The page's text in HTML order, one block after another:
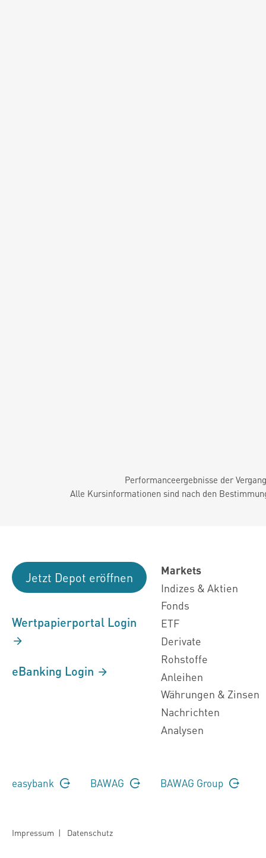
Performanceergebnisse der
Alle Kursinformationen sind nach den
Jetzt Depot eröffnen
Wertpapierportal Login
eBanking Login
Markets
Indizes & Aktien
Fonds
ETF
Derivate
Rohstoffe
Anleihen
Währungen & Zinsen
Nachrichten
Analysen
easybank BAWAG BAWAG Group
Impressum | Datenschutz